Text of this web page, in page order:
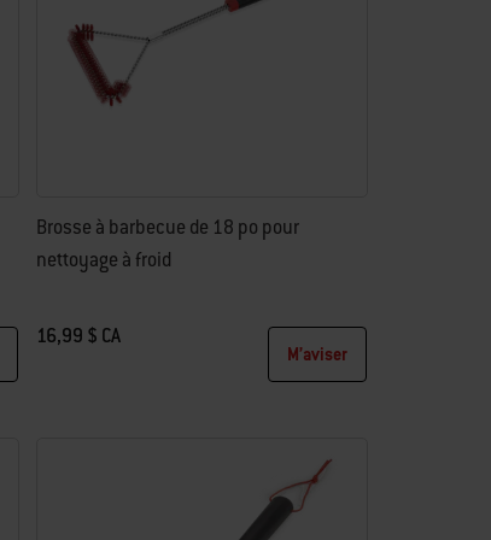
Brosse à barbecue de 18 po pour
nettoyage à froid
16,99 $ CA
M’aviser